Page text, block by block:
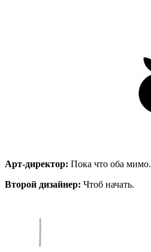
Арт-директор: Пока что оба мимо.
Второй дизайнер: Чтоб начать.